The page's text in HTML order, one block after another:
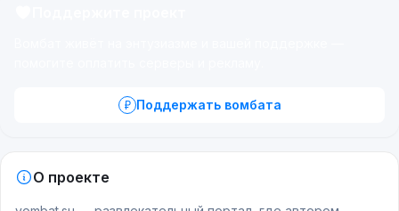
Поддержать вомбата
О проекте